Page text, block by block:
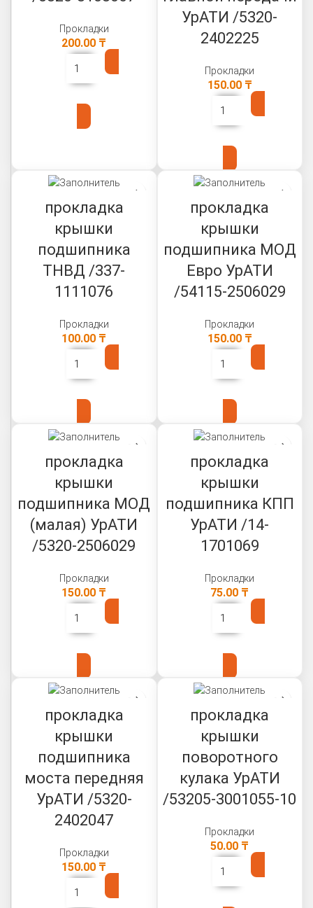
Прокладки
200.00 ₸
УрАТИ /5320-
2402225
Прокладки
150.00 ₸
прокладка
крышки
подшипника
ТНВД /337-
1111076
Прокладки
100.00 ₸
прокладка
крышки
подшипника МОД
Евро УрАТИ
/54115-2506029
Прокладки
150.00 ₸
прокладка
крышки
подшипника МОД
(малая) УрАТИ
/5320-2506029
Прокладки
150.00 ₸
прокладка
крышки
подшипника КПП
УрАТИ /14-
1701069
Прокладки
75.00 ₸
прокладка
крышки
подшипника
моста передняя
УрАТИ /5320-
2402047
Прокладки
150.00 ₸
прокладка
крышки
поворотного
кулака УрАТИ
/53205-3001055-10
Прокладки
50.00 ₸